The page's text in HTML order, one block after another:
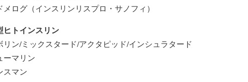
メログ（インスリンリスプロ・サノフィ）
ヒトインスリン
リン/ミックスタード/アクタピッド/インシュラタード
ーマリン
スマン